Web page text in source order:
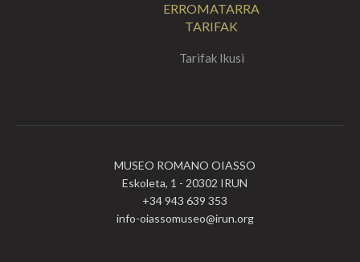
ERROMATARRA
TARIFAK
Tarifak Ikusi
MUSEO ROMANO OIASSO
Eskoleta, 1 - 20302 IRUN
+34 943 639 353
info-oiassomuseo@irun.org